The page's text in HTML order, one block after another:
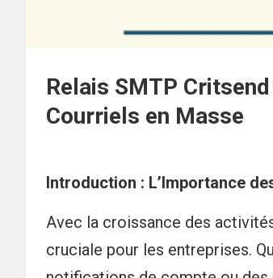
Relais SMTP
Courriels en Masse
Introduction : L’Importance
Avec la croissance des
cruciale pour les entreprises.